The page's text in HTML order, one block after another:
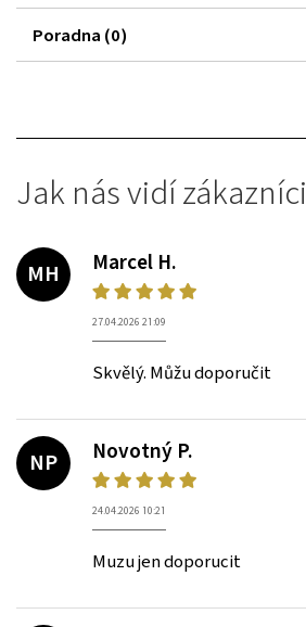
Poradna (0)
Jak nás vidí zákazníci
MH
Marcel H.
27.04.2026 21:09
Skvělý. Můžu doporučit
NP
Novotný P.
24.04.2026 10:21
Muzu jen doporucit